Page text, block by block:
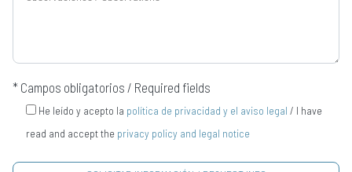
* Campos obligatorios / Required fields
He leído y acepto la política de privacidad y el aviso legal / I have
read and accept the privacy policy and legal notice